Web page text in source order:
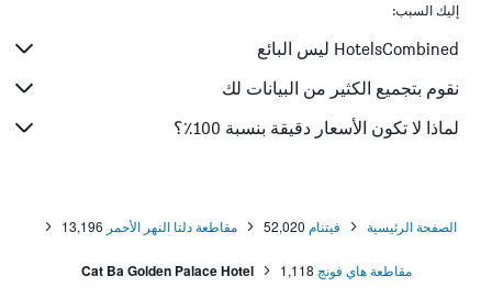
إليك السبب:
HotelsCombined ليس البائع
نقوم بتجميع الكثير من البيانات لك
لماذا لا تكون الأسعار دقيقة بنسبة 100٪؟
الصفحة الرئيسية فيتنام 52,020 مقاطعة دلتا النهر الأحمر 13,196
مقاطعة هاي فونج 1,118
Cat Ba Golden Palace Hotel